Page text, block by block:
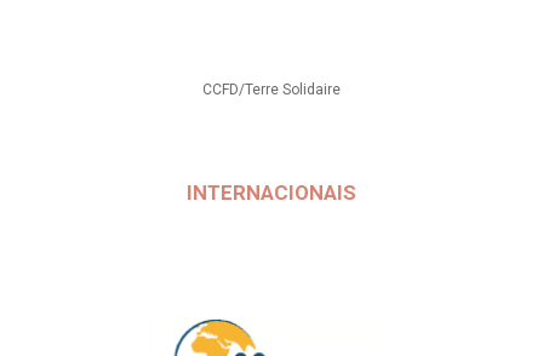
CCFD/Terre Solidaire
INTERNACIONAIS